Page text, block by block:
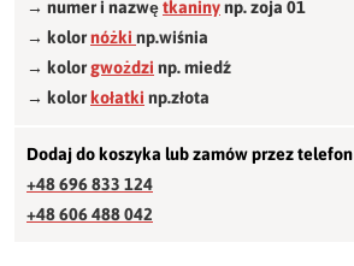
→ numer i nazwętkaninynp. zoja 01
→ kolornóżki np.wiśnia
→ kolorgwożdzi np. miedź
→ kolorkołatki np.złota
Dodaj do koszyka lub zamów przez telefon
+48 696 833 124
+48 606 488 042